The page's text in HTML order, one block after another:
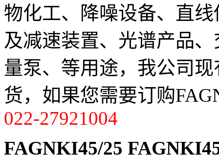
物化工、降噪设备、直
及减速装置、光谱产品
量泵、等用途，我公司
货，如果您需要订购
022-27921004
FAGNKI45/25